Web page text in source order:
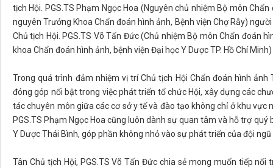
tịch Hội. PGS.TS Phạm Ngọc Hoa (Nguyên chủ nhiệm Bộ môn
nguyên Trưởng Khoa Chẩn đoán hình ảnh, Bệnh viện Chợ Rẫy)
Chủ tịch Hội. PGS.TS Võ Tấn Đức (Chủ nhiệm Bộ môn Chẩn đoán
khoa Chẩn đoán hình ảnh, bệnh viện Đại học Y Dược TP. Hồ Chí
Trong quá trình đảm nhiệm vị trí Chủ tịch Hội Chẩn đoán hình ảnh
đóng góp nổi bật trong việc phát triển tổ chức Hội, xây dựng các
tác chuyên môn giữa các cơ sở y tế và đào tạo không chỉ ở khu
PGS.TS Phạm Ngọc Hoa cũng luôn dành sự quan tâm và hỗ trợ
Y Dược Thái Bình, góp phần không nhỏ vào sự phát triển của đội
Tân Chủ tịch Hội, PGS.TS Võ Tấn Đức chia sẻ mong muốn tiếp